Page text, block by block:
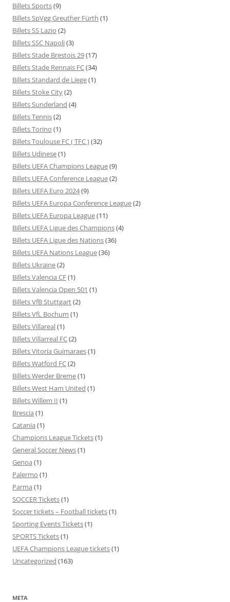
Billets Sports(9)
Billets SpVgg Greuther Fürth (1)
Billets SS Lazio (2)
Billets SSC Napoli(3)
Billets Stade Brestois 29(17)
Billets Stade Rennais FC(34)
Billets Standard de Liege(1)
Billets Stoke City(2)
Billets Sunderland (4)
Billets Tennis(2)
Billets Torino (1)
Billets Toulouse FC ( TFC )(32)
Billets Udinese(1)
Billets UEFA Champions League(9)
Billets UEFA Conference League(2)
Billets UEFA Euro 2024(9)
Billets UEFA Europa Conference League(2)
Billets UEFA Europa League(11)
Billets UEFA Ligue des Champions(4)
Billets UEFA Ligue des Nations(36)
Billets UEFA Nations League(36)
Billets Ukraine(2)
Billets Valencia CF(1)
Billets Valencia Open 501 (1)
Billets VfB Stuttgart(2)
Billets VfL Bochum (1)
Billets Villareal(1)
Billets Villarreal FC(2)
Billets Vitoria Guimaraes(1)
Billets Watford FC(2)
Billets Werder Breme(1)
Billets West Ham United (1)
Billets Willem II (1)
Brescia (1)
Catania (1)
Champions League Tickets(1)
General Soccer News(1)
Genoa (1)
Palermo (1)
Parma (1)
SOCCER Tickets(1)
Soccer tickets – Football tickets(1)
Sporting Events Tickets(1)
SPORTS Tickets(1)
UEFA Champions League tickets(1)
Uncategorized (163)
META